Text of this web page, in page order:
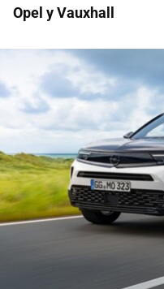
Opel y Vauxhall